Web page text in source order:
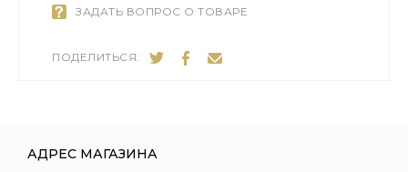
ЗАДАТЬ ВОПРОС О ТОВАРЕ
ПОДЕЛИТЬСЯ:
АДРЕС МАГАЗИНА